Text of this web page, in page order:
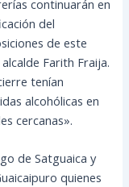
continuarán en
del
de este
Farith Fraija.
tenían
alcohólicas en
cercanas».
de Satguaica y
quienes